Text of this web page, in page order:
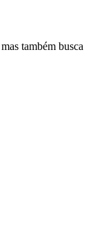
também busca